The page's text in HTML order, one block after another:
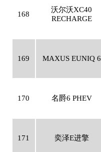
168
沃尔沃XC40
RECHARGE
169 MAXUS EUNIQ 6
170 名爵6 PHEV
171 奕泽E进擎